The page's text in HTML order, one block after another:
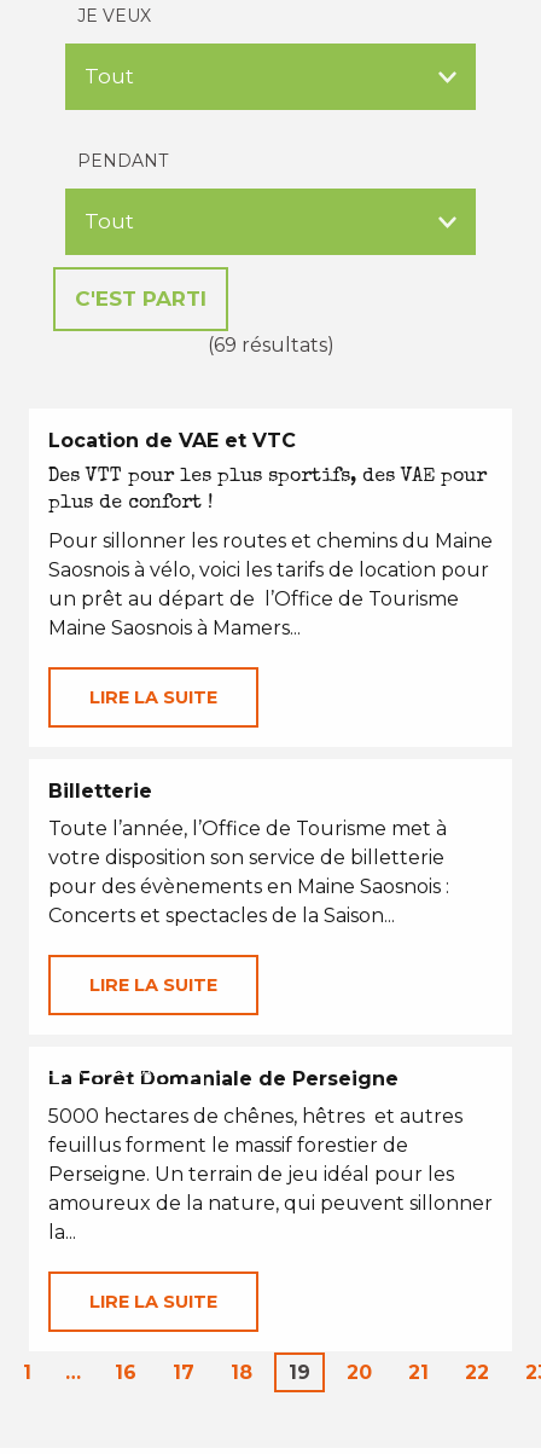
JE VEUX
PENDANT
(69 résultats)
Location de VAE et VTC
Des VTT pour les plus sportifs, des VAE pour
plus de confort !
Pour sillonner les routes et chemins du Maine
Saosnois à vélo, voici les tarifs de location pour
un prêt au départ de l’Office de Tourisme
Maine Saosnois à Mamers...
LIRE LA SUITE
Billetterie
Toute l’année, l’Office de Tourisme met à
votre disposition son service de billetterie
pour des évènements en Maine Saosnois :
Concerts et spectacles de la Saison...
LIRE LA SUITE
EN TOUTES SAISONS
La Forêt Domaniale de Perseigne
5000 hectares de chênes, hêtres et autres
feuillus forment le massif forestier de
Perseigne. Un terrain de jeu idéal pour les
amoureux de la nature, qui peuvent sillonner
la...
LIRE LA SUITE
1 … 16 17 18 19 20 21 22